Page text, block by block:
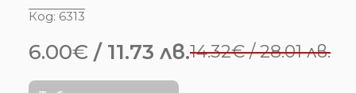
Код: 6313
14.32€/ 28.01 лв.
Original
price
6.00€ / 11.73 лв.
Текущата
цена